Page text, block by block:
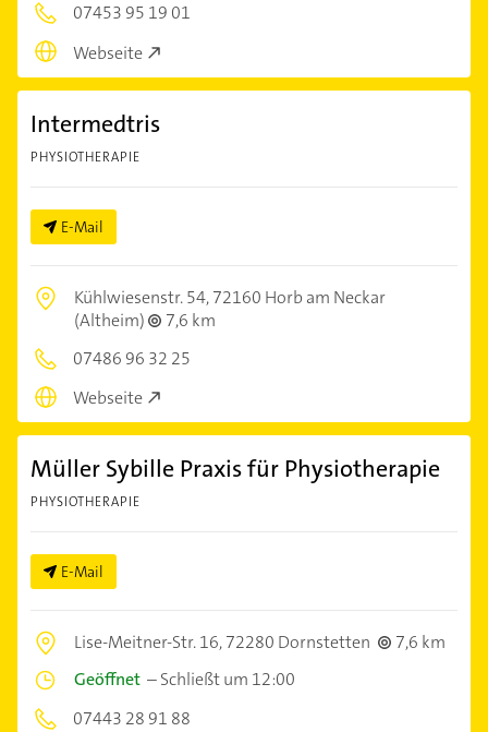
07453 95 19 01
Webseite
Intermedtris
PHYSIOTHERAPIE
E-Mail
Kühlwiesenstr. 54,72160 Horb am Neckar
(Altheim)
7,6 km
07486 96 32 25
Webseite
Müller Sybille Praxis für Physiotherapie
PHYSIOTHERAPIE
E-Mail
Lise-Meitner-Str. 16,72280 Dornstetten
7,6 km
Geöffnet –Schließt um 12:00
07443 28 91 88